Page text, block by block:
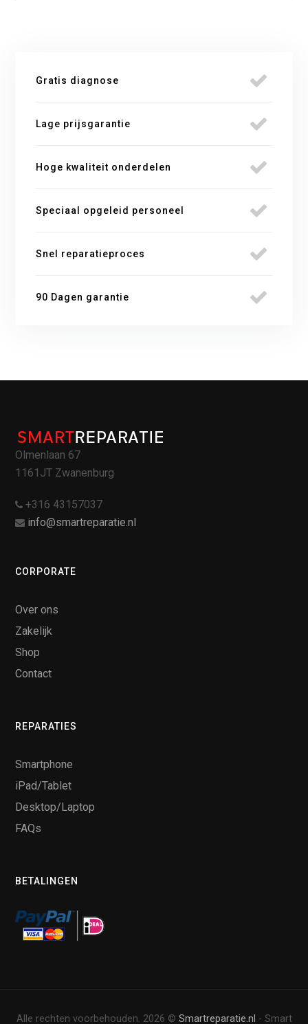
Gratis diagnose
Lage prijsgarantie
Hoge kwaliteit onderdelen
Speciaal opgeleid personeel
Snel reparatieproces
90 Dagen garantie
Olmenlaan 67
1161JT Zwanenburg
+316 43157037
info@smartreparatie.nl
CORPORATE
Over ons
Zakelijk
Shop
Contact
REPARATIES
Smartphone
iPad/Tablet
Desktop/Laptop
FAQs
BETALINGEN
Alle rechten voorbehouden. 2026 © Smartreparatie.nl - Smart